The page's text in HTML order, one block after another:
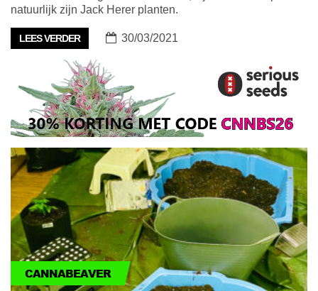
natuurlijk zijn Jack Herer planten.
LEES VERDER 30/03/2021
CANNABEAVER